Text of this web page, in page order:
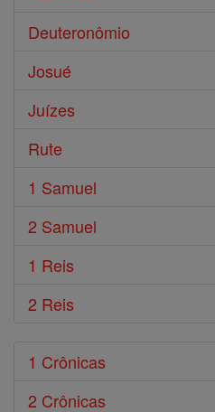
Deuteronômio
Josué
Juízes
Rute
1 Samuel
2 Samuel
1 Reis
2 Reis
1 Crônicas
2 Crônicas